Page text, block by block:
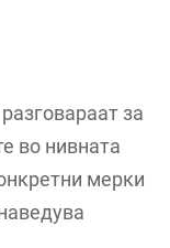
за
во нивната
мерки